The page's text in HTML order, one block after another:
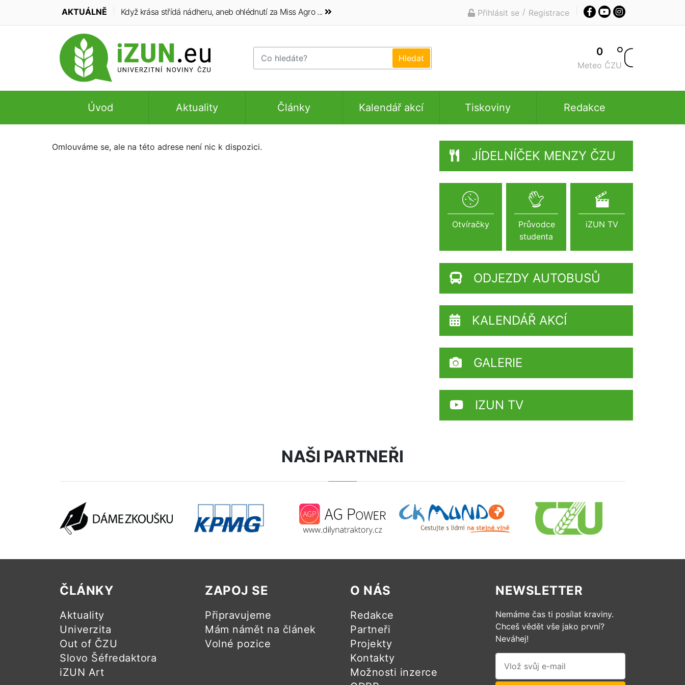
AKTUÁLNĚ Když krása střídá nádheru, aneb ohlédnutí za Miss Agro ... Přihlásit se / Registrace
0
Meteo ČZU
Úvod Aktuality Články Kalendář akcí Tiskoviny Redakce
Omlouváme se, ale na této adrese není nic k dispozici.
JÍDELNÍČEK MENZY ČZU
Otvíračky
Průvodce
studenta
iZUN TV
ODJEZDY AUTOBUSŮ
KALENDÁŘ AKCÍ
GALERIE
IZUN TV
NAŠI PARTNEŘI
ČLÁNKY
Aktuality
Univerzita
Out of ČZU
Slovo Šéfredaktora
iZUN Art
ZAPOJ SE
Připravujeme
Mám námět na článek
Volné pozice
O NÁS
Redakce
Partneři
Projekty
Kontakty
Možnosti inzerce
NEWSLETTER
Nemáme čas ti posílat kraviny.
Chceš vědět vše jako první?
Neváhej!